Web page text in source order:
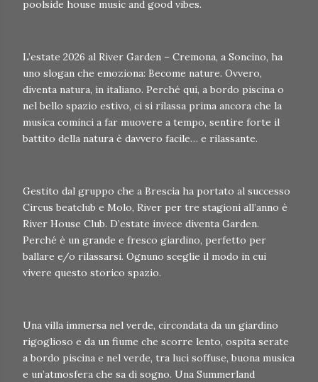
poolside house music and good vibes.
L’estate 2026 al River Garden – Cremona, a Soncino, ha
uno slogan che emoziona: Become nature. Ovvero,
diventa natura, in italiano. Perché qui, a bordo piscina o
nel bello spazio estivo, ci si rilassa prima ancora che la
musica cominci a far muovere a tempo, sentire forte il
battito della natura è davvero facile… e rilassante.
Gestito dal gruppo che a Brescia ha portato al successo
Circus beatclub e Molo, River per tre stagioni all’anno è
River House Club. D’estate invece diventa Garden.
Perché è un grande e fresco giardino, perfetto per
ballare e/o rilassarsi. Ognuno sceglie il modo in cui
vivere questo storico spazio.
Una villa immersa nel verde, circondata da un giardino
rigoglioso e da un fiume che scorre lento, ospita serate
a bordo piscina e nel verde, tra luci soffuse, buona musica
e un’atmosfera che sa di sogno. Una Summerland